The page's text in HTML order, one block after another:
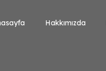
Hakkımızda